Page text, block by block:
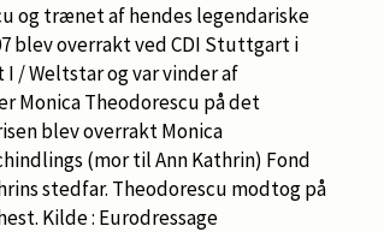
og trænet af hendes legendariske
blev overrakt ved CDI Stuttgart i
I / Weltstar og var vinder af
Monica Theodorescu på det
blev overrakt Monica
(mor til Ann Kathrin) Fond
stedfar. Theodorescu modtog på
Kilde : Eurodressage